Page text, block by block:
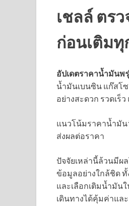
เชลล์ ตร
ก่อนเติมทุ
อัปเดตราคาน้ำมันพ
น้ำมันเบนซิน แก๊สโ
อย่างสะดวก รวดเร็
แนวโน้มราคาน้ำมั
ส่งผลต่อราคา
ปัจจัยเหล่านี้ล้วนมีผ
ข้อมูลอย่างใกล้ชิด
และเลือกเติมน้ำมัน
เดินทางได้คุ้มค่าแล